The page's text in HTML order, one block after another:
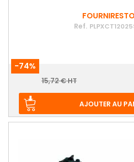
Ref.
-74%
Prix
Prix
15,72 € HT
AJOUTER AU